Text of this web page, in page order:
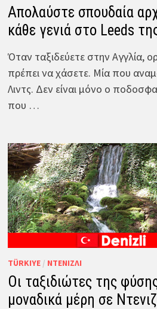
Απολαύστε σπουδαία
κάθε γενιά στο Leeds
Όταν ταξιδεύετε στην Αγγλία,
πρέπει να χάσετε. Μία που
Λιντς. Δεν είναι μόνο ο
που …
TÜRKIYE/ ΝΤΕΝΙΖΛΊ
Οι ταξιδιώτες της
μοναδικά μέρη σε